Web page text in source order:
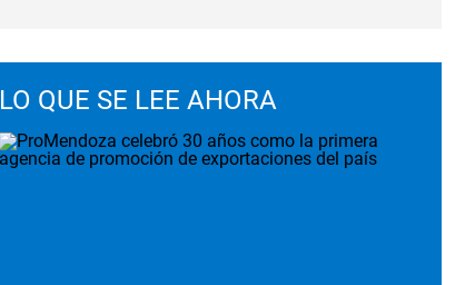
LO QUE SE LEE AHORA